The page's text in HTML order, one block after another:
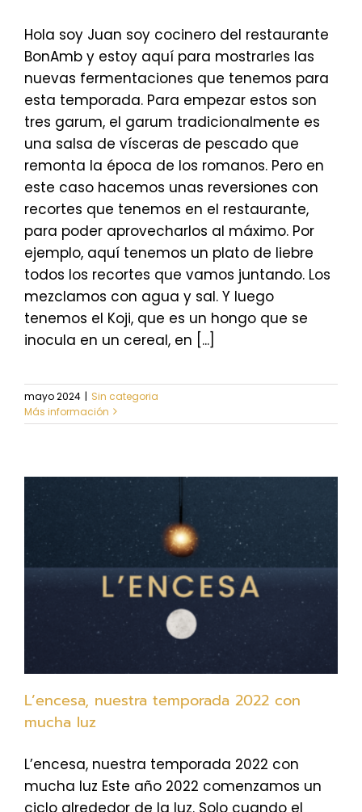
Hola soy Juan soy cocinero del restaurante
BonAmb y estoy aquí para mostrarles las
nuevas fermentaciones que tenemos para
esta temporada. Para empezar estos son
tres garum, el garum tradicionalmente es
una salsa de vísceras de pescado que
remonta la época de los romanos. Pero en
este caso hacemos unas reversiones con
recortes que tenemos en el restaurante,
para poder aprovecharlos al máximo. Por
ejemplo, aquí tenemos un plato de liebre
todos los recortes que vamos juntando. Los
mezclamos con agua y sal. Y luego
tenemos el Koji, que es un hongo que se
inocula en un cereal, en [...]
mayo 2024 | Sin categoria
Más información
L’encesa, nuestra temporada 2022 con
mucha luz
L’encesa, nuestra temporada 2022 con
mucha luz Este año 2022 comenzamos un